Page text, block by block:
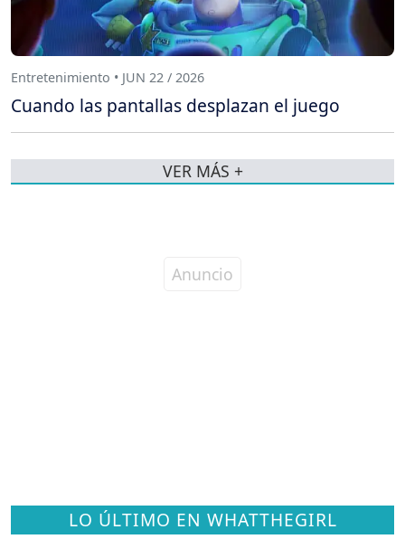
LO ÚLTIMO EN WHATTHEGIRL
Entretenimiento • JUN 22 / 2026
Cuando las pantallas desplazan el juego
VER MÁS +